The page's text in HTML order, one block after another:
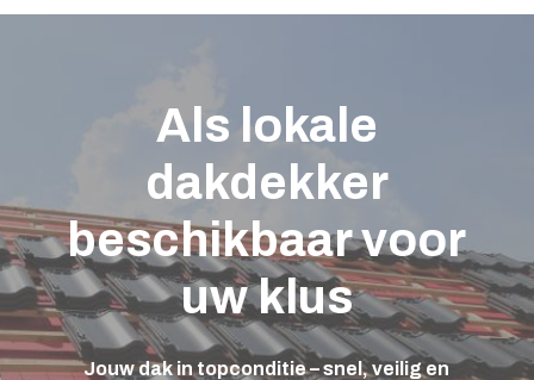
Als lokale
dakdekker
beschikbaar voor
uw klus
Jouw dak in topconditie – snel, veilig en